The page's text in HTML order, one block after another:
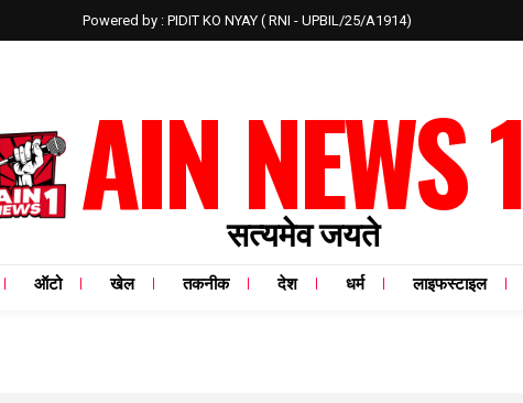
Powered by : PIDIT KO NYAY ( RNI - UPBIL/25/A1914)
AIN NEWS 1
सत्यमेव जयते
ऑटो खेल तकनीक देश धर्म लाइफस्टाइल